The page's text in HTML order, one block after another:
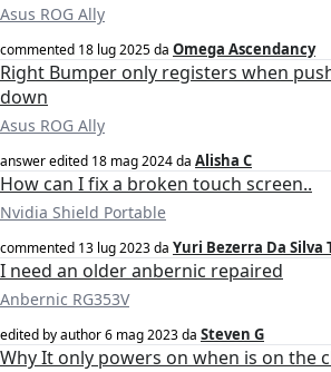
Asus ROG Ally
commented 18 lug 2025da Omega Ascendancy
Right Bumper only registers when
down
Asus ROG Ally
answer edited 18 mag 2024da Alisha C
How can I fix a broken touch screen..
Nvidia Shield Portable
commented 13 lug 2023da Yuri Bezerra Da Silva
I need an older anbernic repaired
Anbernic RG353V
edited by author6 mag 2023da Steven G
Why It only powers on when is on the